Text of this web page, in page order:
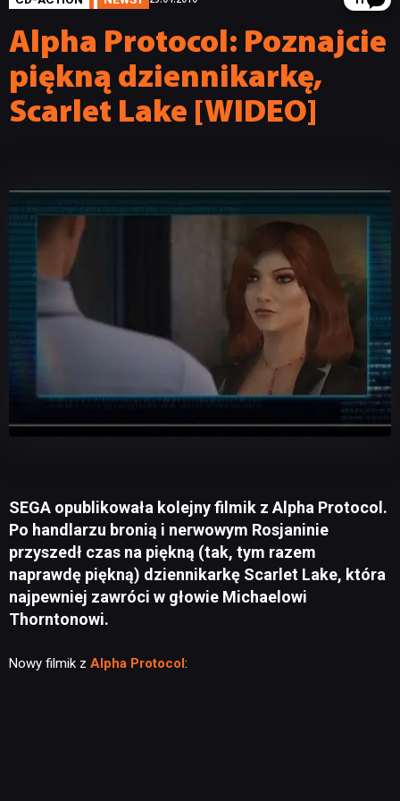
Alpha Protocol: Poznajcie
piękną dziennikarkę,
Scarlet Lake [WIDEO]
SEGA opublikowała kolejny filmik z Alpha Protocol.
Po handlarzu bronią i nerwowym Rosjaninie
przyszedł czas na piękną (tak, tym razem
naprawdę piękną) dziennikarkę Scarlet Lake, która
najpewniej zawróci w głowie Michaelowi
Thorntonowi.
Nowy filmik z Alpha Protocol: